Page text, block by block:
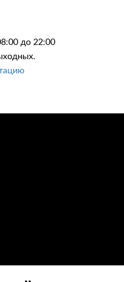
до 22:00